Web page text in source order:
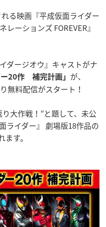
る映画『平成仮面ライダー
ーションズ FOREVER』
ダージオウ』キャストがナ
ー20作 補完計画」 が、
無料配信がスタート！
大作戦！”と題して、未公
ライダー』 劇場版18作品の
す。